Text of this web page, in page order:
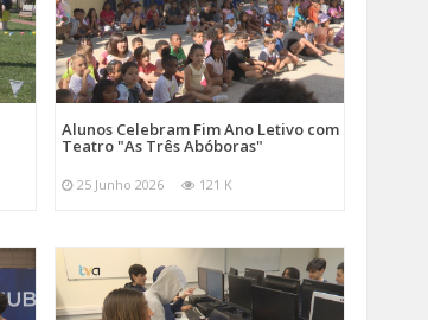
Alunos Celebram Fim Ano Letivo com
Teatro "As Três Abóboras"
25 Junho 2026 121 K